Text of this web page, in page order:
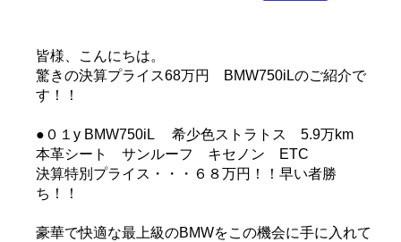
皆様、こんにちは。
驚きの決算プライス68万円 BMW750iLのご紹介で
す！！
●０１y BMW750iL 希少色ストラトス 5.9万km
本革シート サンルーフ キセノン ETC
決算特別プライス・・・６８万円！！早い者勝
ち！！
豪華で快適な最上級のBMWをこの機会に手に入れて